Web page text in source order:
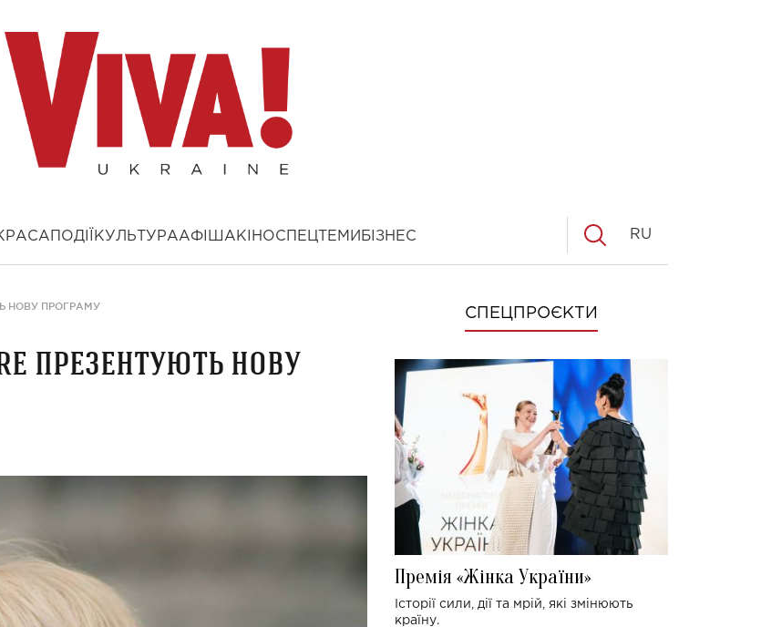
ПОДІЇ КУЛЬТУРААФІША КІНОСПЕЦТЕМИ БІЗНЕС RU
НОВУ ПРОГРАМУ
презентують нову
СПЕЦПРОЄКТИ
Премія «Жінка України»
Історії сили, дії та мрій, які змінюють
країну.